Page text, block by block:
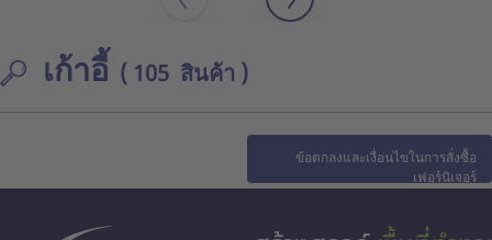
เก้าอี้ ( 105 สินค้า )
ข้อตกลงและเงื่อนไขในการสั่งซื้อ
เฟอร์นิเจอร์